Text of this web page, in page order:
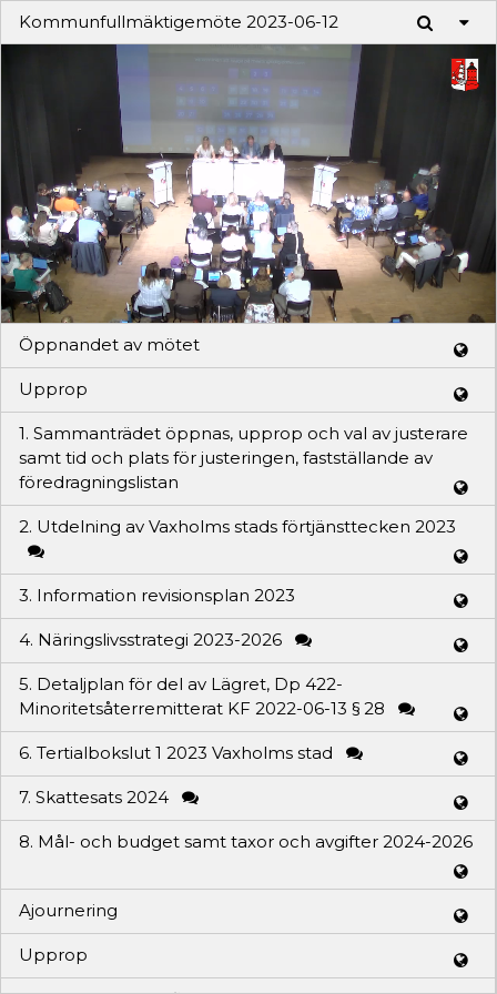
Kommunfullmäktigemöte 2023-06-12
Play
Video
Öppnandet av mötet
Upprop
1. Sammanträdet öppnas, upprop och val av justerare
samt tid och plats för justeringen, fastställande av
föredragningslistan
2. Utdelning av Vaxholms stads förtjänsttecken 2023
3. Information revisionsplan 2023
4. Näringslivsstrategi 2023-2026
5. Detaljplan för del av Lägret, Dp 422-
Minoritetsåterremitterat KF 2022-06-13 § 28
6. Tertialbokslut 1 2023 Vaxholms stad
7. Skattesats 2024
8. Mål- och budget samt taxor och avgifter 2024-2026
Ajournering
Upprop